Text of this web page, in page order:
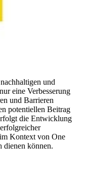
und
eine Verbesserung
und Barrieren
potentiellen Beitrag
die Entwicklung
Kontext von One
dienen können.